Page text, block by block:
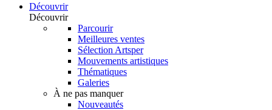
Découvrir
Découvrir
Parcourir
Meilleures ventes
Sélection Artsper
Mouvements artistiques
Thématiques
Galeries
À ne pas manquer
Nouveautés